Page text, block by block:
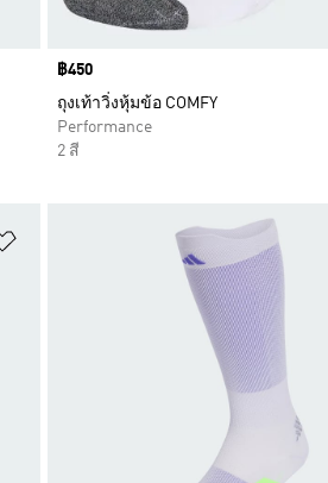
Price
฿450
ถุงเท้าวิ่งหุ้มข้อ COMFY
Performance
2 สี
เพิ่มไปยังรายการสินค้าโปรด